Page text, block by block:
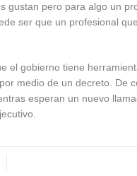
gustan pero para algo un
ser que un profesional
el gobierno tiene
medio de un decreto. De
esperan un nuevo